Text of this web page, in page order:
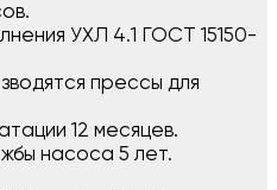
УХЛ 4.1 ГОСТ 15150-
прессы для
12 месяцев.
насоса 5 лет.